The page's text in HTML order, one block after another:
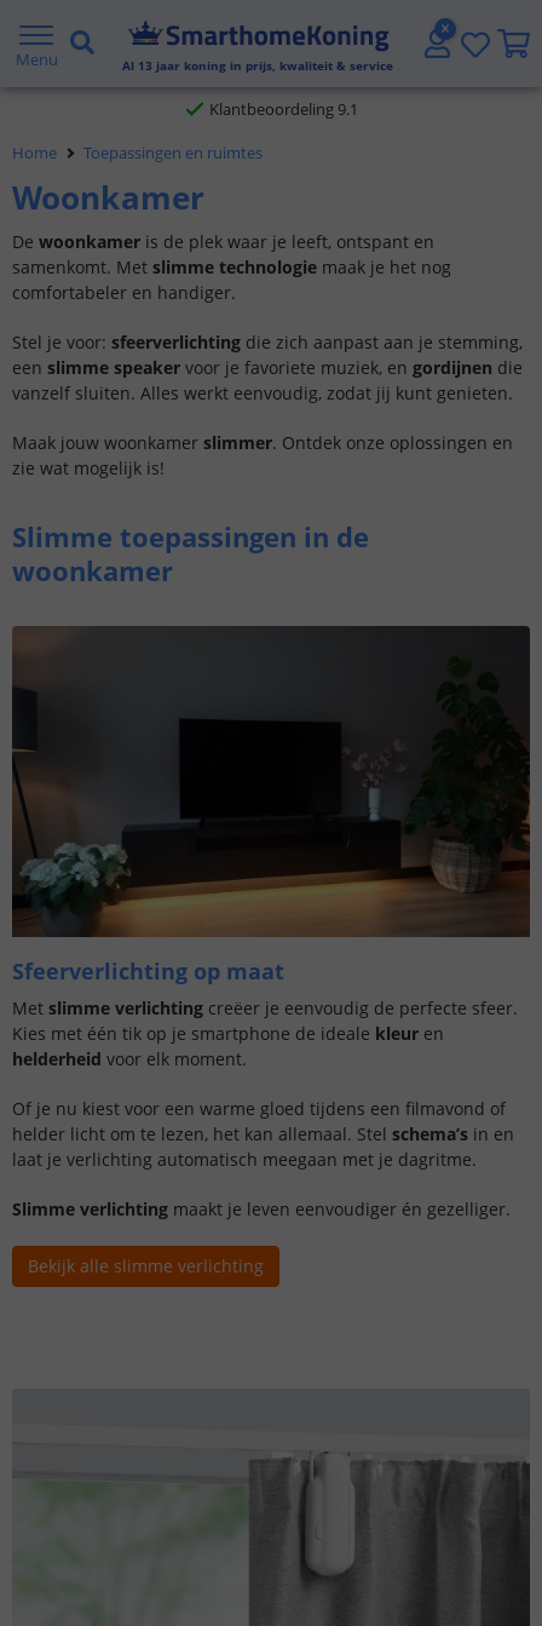
Menu Al 13 jaar koning in prijs, kwaliteit & service
Gratis verzending vanaf € 20,- NL en BE
Klantbeoordeling 9.1
Voor 23:45 uur besteld,
Home Toepassingen en ruimtes
Woonkamer
De woonkamer is de plek waar je leeft, ontspant en
samenkomt. Met slimme technologie maak je het nog
comfortabeler en handiger.
Stel je voor: sfeerverlichting die zich aanpast aan je stemming,
een slimme speaker voor je favoriete muziek, en gordijnen die
vanzelf sluiten. Alles werkt eenvoudig, zodat jij kunt genieten.
Maak jouw woonkamer slimmer. Ontdek onze oplossingen en
zie wat mogelijk is!
Slimme toepassingen in de
woonkamer
Sfeerverlichting op maat
Met slimme verlichting creëer je eenvoudig de perfecte sfeer.
Kies met één tik op je smartphone de ideale kleur en
helderheid voor elk moment.
Of je nu kiest voor een warme gloed tijdens een filmavond of
helder licht om te lezen, het kan allemaal. Stel schema’s in en
laat je verlichting automatisch meegaan met je dagritme.
Slimme verlichting maakt je leven eenvoudiger én gezelliger.
Bekijk alle slimme verlichting